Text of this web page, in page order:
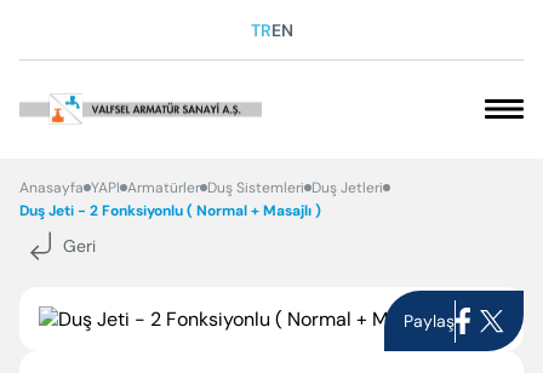
TREN
VAKFIMIZ
KARİYER
Anasayfa YAPI Armatürler Duş Sistemleri Duş Jetleri
Duş Jeti - 2 Fonksiyonlu ( Normal + Masajlı )
Geri
Paylaş